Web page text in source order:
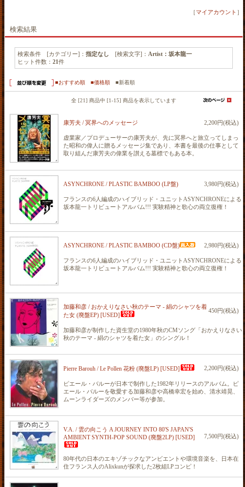
［ マイアカウント ］
検索結果
検索条件 [カテゴリー]： 指定なし [検索文字]： Artist：坂本龍一
ヒット件数： 21件
■おすすめ順 ■価格順 ■新着順
全 [21] 商品中 [1-15] 商品を表示しています
康芳夫 / 冥界へのメッセージ 2,200円(税込)
虚業家／プロデューサーの康芳夫が、先に冥界へと旅立ってしまっ
た昭和の偉人に贈るメッセージ集であり、本書を最後の仕事として
取り組んだ康芳夫の偉業を讃える墓標でもある本。
ASYNCHRONE / PLASTIC BAMBOO (LP盤) 3,980円(税込)
フランスの6人編成のハイブリッド・ユニットASYNCHRONEによる
坂本龍一トリビュートアルバム!!! 実験精神と歌心の両立復権！
ASYNCHRONE / PLASTIC BAMBOO (CD盤) 2,980円(税込)
フランスの6人編成のハイブリッド・ユニットASYNCHRONEによる
坂本龍一トリビュートアルバム!!! 実験精神と歌心の両立復権！
加藤和彦 / おかえりなさい秋のテーマ - 絹のシャツを着
た女 (廃盤EP) [USED]
450円(税込)
加藤和彦が制作した資生堂の1980年秋のCMソング「おかえりなさい
秋のテーマ - 絹のシャツを着た女」のシングル！
Pierre Barouh / Le Pollen 花粉 (廃盤LP) [USED] 2,200円(税込)
ピエール・バルーが日本で制作した1982年リリースのアルバム。ピ
エール・バルーを敬愛する加藤和彦や高橋幸宏を始め、清水靖晃、
ムーンライダーズのメンバー等が参加。
V.A. / 雲の向こう A JOURNEY INTO 80'S JAPAN'S
AMBIENT SYNTH-POP SOUND (廃盤2LP) [USED]
7,500円(税込)
80年代の日本のエキゾチックなアンビエントや環境音楽を、日本在
住フランス人のAlixkunが探求した2枚組LPコンピ！